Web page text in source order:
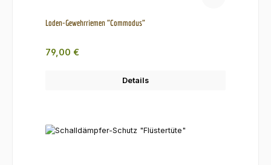
Loden-Gewehrriemen "Commodus"
Regulärer Preis:
79,00 €
Details